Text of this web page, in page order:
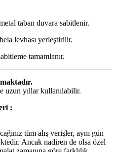
taban duvara sabitlenir.
levhası yerleştirilir.
tamamlanır.
uzun yıllar kullanılabilir.
:
tüm alış verişler, aynı gün
Ancak nadiren de olsa özel